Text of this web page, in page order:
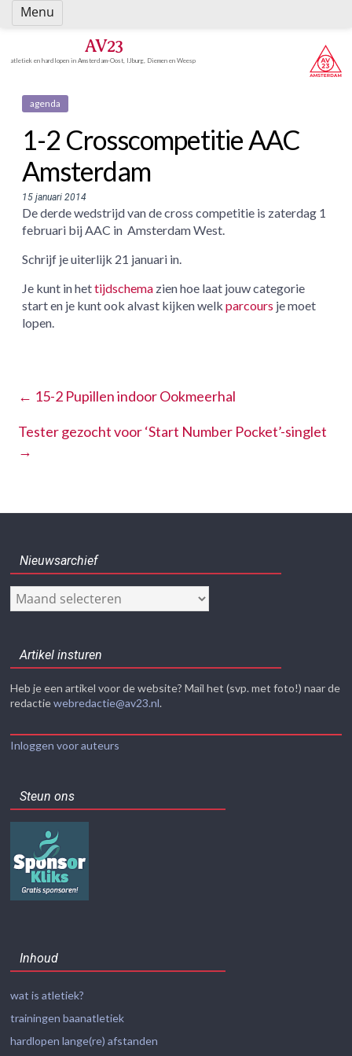
Spring
naar
AV23
atletiek en hardlopen in Amsterdam-Oost, IJburg, Diemen en Weesp
agenda
1-2 Crosscompetitie AAC
Amsterdam
15 januari 2014
De derde wedstrijd van de cross competitie is zaterdag 1
februari bij AAC in Amsterdam West.
Schrijf je uiterlijk 21 januari in.
Je kunt in hettijdschema zien hoe laat jouw categorie
start en je kunt ook alvast kijken welkparcours je moet
lopen.
← 15-2 Pupillen indoor Ookmeerhal
Tester gezocht voor ‘Start Number Pocket’-singlet
→
Nieuwsarchief
Nieuwsarchief
Artikel insturen
Heb je een artikel voor de website? Mail het (svp. met foto!) naar de
redactiewebredactie@av23.nl.
Inloggen voor auteurs
Steun ons
Inhoud
wat is atletiek?
trainingen baanatletiek
hardlopen lange(re) afstanden
Menu